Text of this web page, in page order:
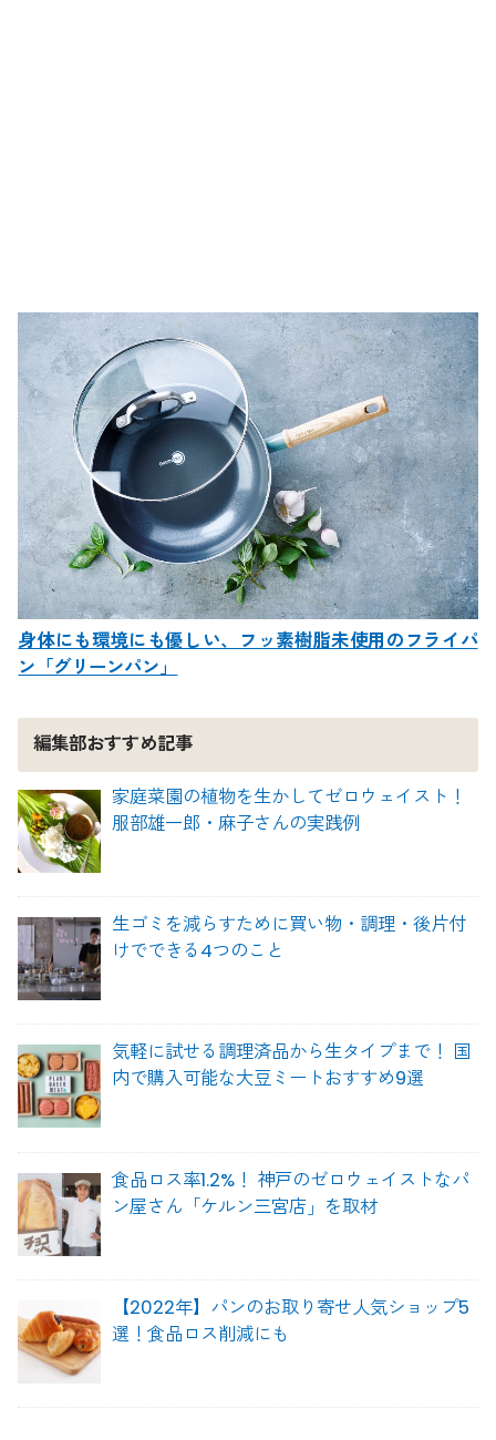
身体にも環境にも優しい、フッ素樹脂未使用のフライパ
ン「グリーンパン」
編集部おすすめ記事
家庭菜園の植物を生かしてゼロウェイスト！
服部雄一郎・麻子さんの実践例
生ゴミを減らすために買い物・調理・後片付
けでできる4つのこと
気軽に試せる調理済品から生タイプまで！ 国
内で購入可能な大豆ミートおすすめ9選
食品ロス率1.2%！ 神戸のゼロウェイストなパ
ン屋さん「ケルン三宮店」を取材
【2022年】パンのお取り寄せ人気ショップ5
選！食品ロス削減にも